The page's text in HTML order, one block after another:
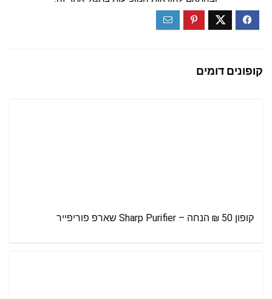
קופונים דומים
קופון 50 ₪ הנחה – Sharp Purifier שארפ פוריפייר